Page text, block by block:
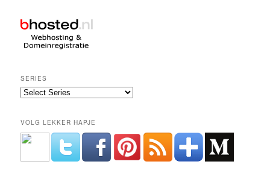
SERIES
VOLG LEKKER HAPJE